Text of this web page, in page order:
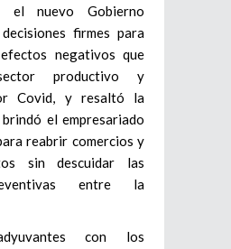
el nuevo Gobierno
firmes para
negativos que
productivo y
Covid, y resaltó la
el empresariado
reabrir comercios y
sin descuidar las
entre la
con los